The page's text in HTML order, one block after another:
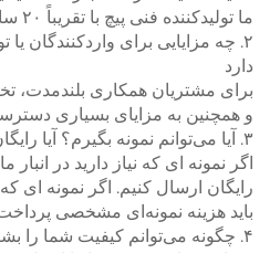
ما تولیدکننده فنی پیچ با تقریباً ۲۰ سال سابقه تجربه تولید هستیم
۲. چه مزایایی برای واردکنندگان
دارد
برای مشتریان همکاری بلندمدت،
و همچنین به مزایای بسیاری
۳. آیا می‌توانم نمونه بگیرم؟ آیا رایگان است
اگر نمونه ای که نیاز دارید در انبار
رایگان ارسال کنیم. اگر نمونه ای
باید هزینه نمونه‌ای مشخصی
۴. چگونه می‌توانم کیفیت شما را بشناسم